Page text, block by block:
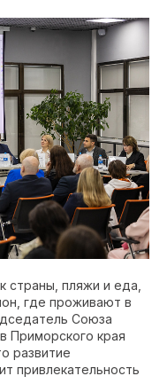
страны, пляжи и еда,
где проживают в
Союза
Приморского края
развитие
привлекательность